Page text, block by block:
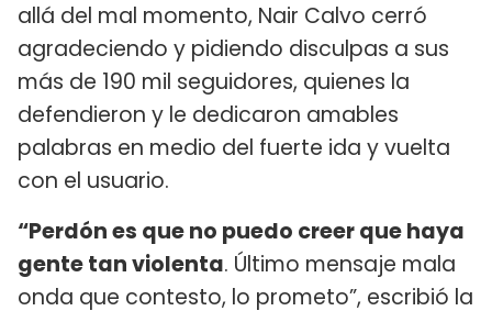
allá del mal momento, Nair Calvo cerró
agradeciendo y pidiendo disculpas a sus
más de 190 mil seguidores, quienes la
defendieron y le dedicaron amables
palabras en medio del fuerte ida y vuelta
con el usuario.
“Perdón es que no puedo creer que haya
gente tan violenta. Último mensaje mala
onda que contesto, lo prometo”, escribió la